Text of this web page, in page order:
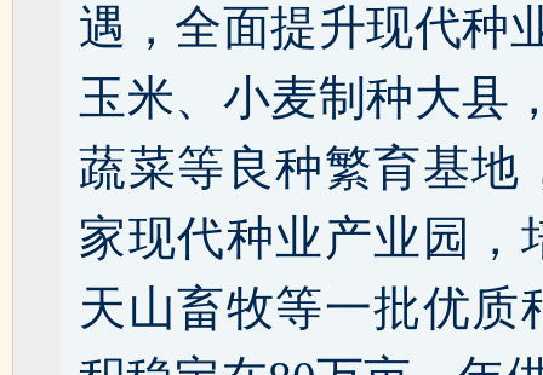
遇，全面提升现代种
玉米、小麦制种大县
蔬菜等良种繁育基地
家现代种业产业园，
天山畜牧等一批优质